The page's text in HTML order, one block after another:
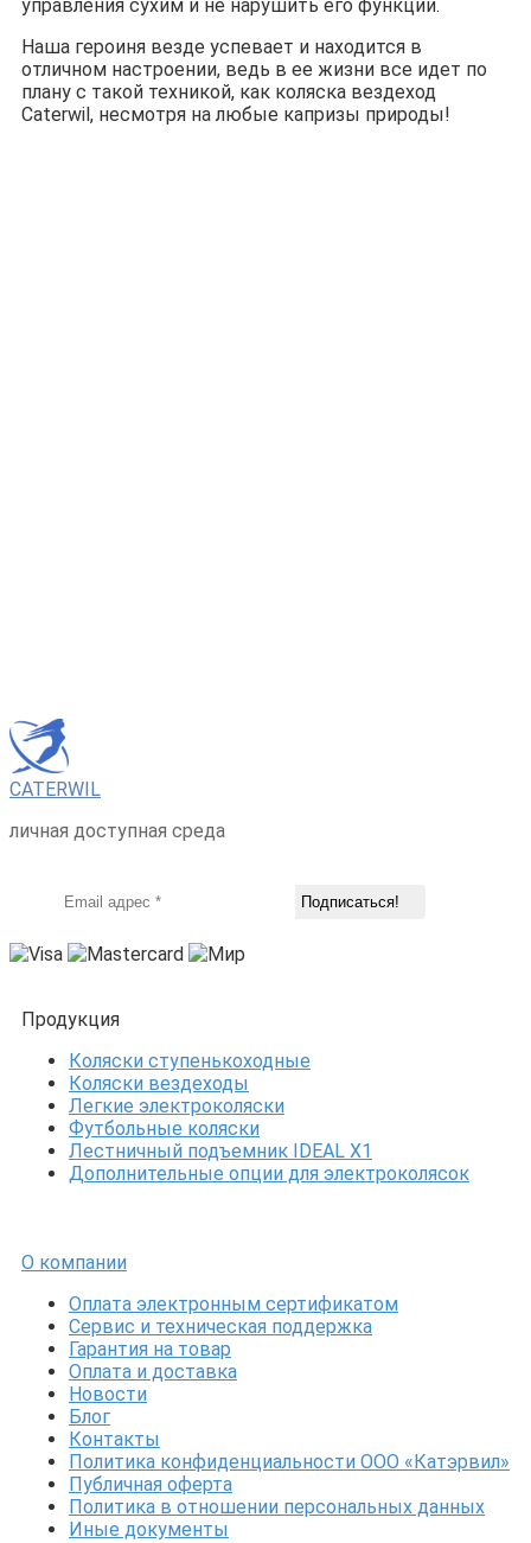
управления сухим и не нарушить его функции.
Наша героиня везде успевает и находится в
отличном настроении, ведь в ее жизни все идет по
плану с такой техникой, как коляска вездеход
Caterwil, несмотря на любые капризы природы!
CATERWIL
личная доступная среда
Продукция
Коляски ступенькоходные
Коляски вездеходы
Легкие электроколяски
Футбольные коляски
Лестничный подъемник IDEAL X1
Дополнительные опции для электроколясок
О компании
Оплата электронным сертификатом
Сервис и техническая поддержка
Гарантия на товар
Оплата и доставка
Новости
Блог
Контакты
Политика конфиденциальности ООО «Катэрвил»
Публичная оферта
Политика в отношении персональных данных
Иные документы